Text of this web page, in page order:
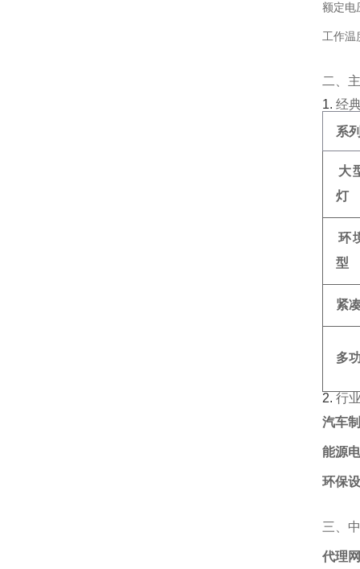
额定电
工作
二、
1. ‌ 经
系
大
灯
环
型
紧
多
2. ‌ 行
汽车
能源
环保
三、
代理